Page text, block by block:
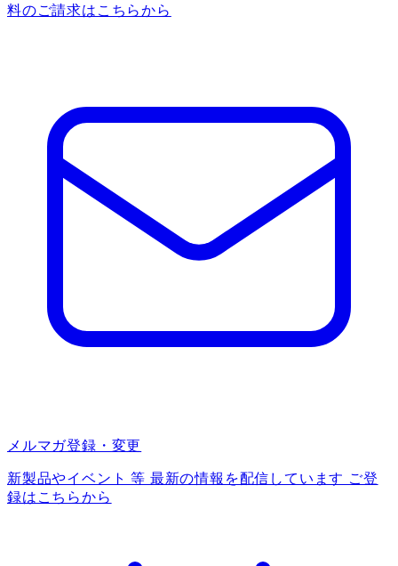
料のご請求はこちらから
メルマガ登録・変更
新製品やイベント 等 最新の情報を配信しています ご登
録はこちらから